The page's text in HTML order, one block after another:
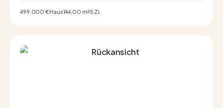
Sonnenlage
499.000 €Haus144,00 m²5 Zi.